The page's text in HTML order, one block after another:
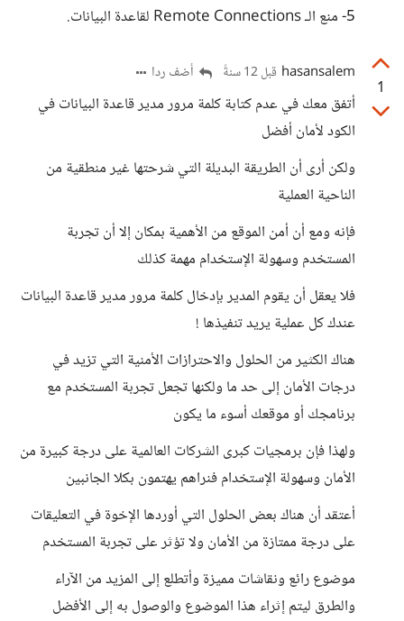
5- منع الـ Remote Connections لقاعدة البيانات.
1
hasansalem قبل 12 سنةً أضف ردا
أتفق معك في عدم كتابة كلمة مرور مدير قاعدة البيانات في
الكود لأمان أفضل
ولكن أرى أن الطريقة البديلة التي شرحتها غير منطقية من
الناحية العملية
فإنه ومع أن أمن الموقع من الأهمية بمكان إلا أن تجربة
المستخدم وسهولة الإستخدام مهمة كذلك
فلا يعقل أن يقوم المدير بإدخال كلمة مرور مدير قاعدة البيانات
عندك كل عملية يريد تنفيذها !
هناك الكثير من الحلول والاحترازات الأمنية التي تزيد في
درجات الأمان إلى حد ما ولكنها تجعل تجربة المستخدم مع
برنامجك أو موقعك أسوء ما يكون
ولهذا فإن برمجيات كبرى الشركات العالمية على درجة كبيرة من
الأمان وسهولة الإستخدام فنراهم يهتمون بكلا الجانبين
أعتقد أن هناك بعض الحلول التي أوردها الإخوة في التعليقات
على درجة ممتازة من الأمان ولا تؤثر على تجربة المستخدم
موضوع رائع ونقاشات مميزة وأتطلع إلى المزيد من الآراء
والطرق ليتم إثراء هذا الموضوع والوصول به إلى الأفضل